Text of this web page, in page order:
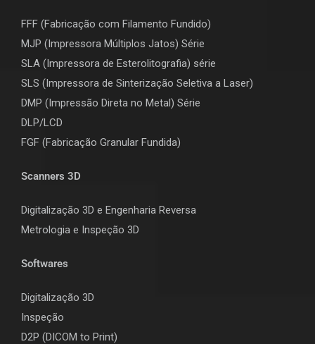
FFF (Fabricação com Filamento Fundido)
MJP (Impressora Múltiplos Jatos) Série
SLA (Impressora de Esterolitografia) série
SLS (Impressora de Sinterização Seletiva a Laser)
DMP (Impressão Direta no Metal) Série
DLP/LCD
FGF (Fabricação Granular Fundida)
Scanners 3D
Digitalização 3D e Engenharia Reversa
Metrologia e Inspeção 3D
Softwares
Digitalização 3D
Inspeção
D2P (DICOM to Print)